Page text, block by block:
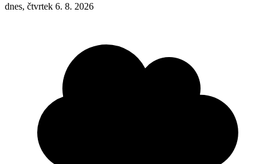
dnes, čtvrtek 6. 8. 2026